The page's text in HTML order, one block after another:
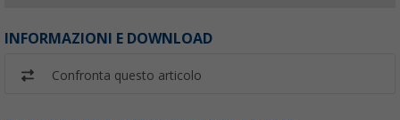
INFORMAZIONI E DOWNLOAD
Confronta questo articolo